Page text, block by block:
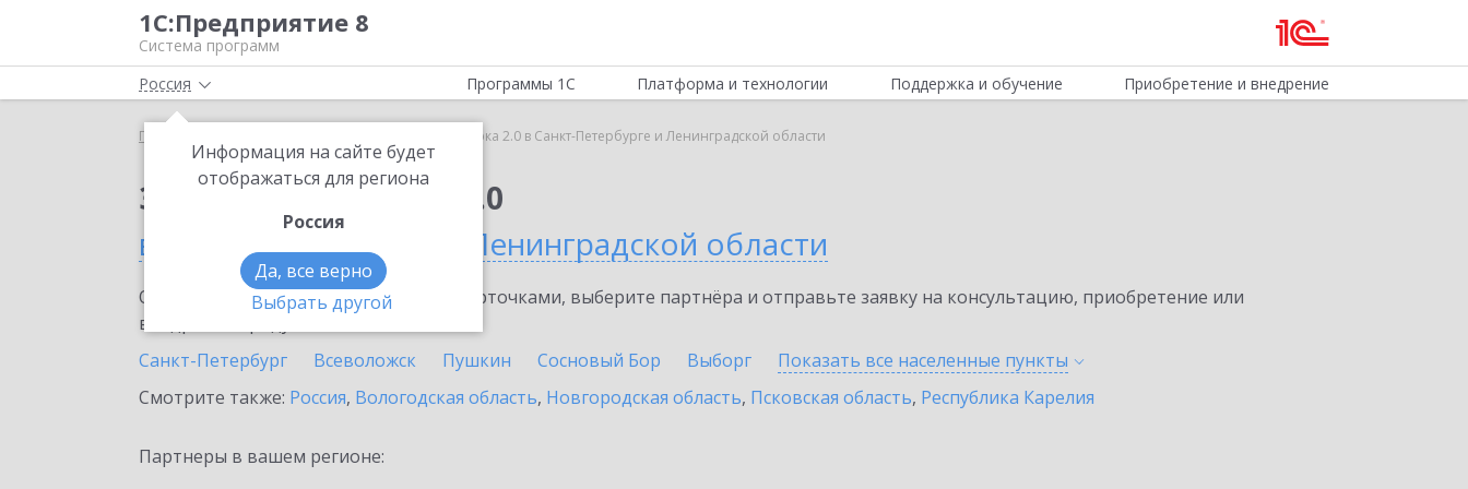
1С:Предприятие 8
Система программ
Россия
Информация на сайте будет
отображаться для региона
Россия
Да, все верно
Выбрать другой
Программы 1С Платформа и технологии Поддержка и обучение Приобретение и внедрение
Главная 1С:Сверка 2.0 в Санкт-Петербурге и Ленинградской области
Заказать 1С:Сверка 2.0
в Санкт-Петербурге и Ленинградской области
Ознакомьтесь с информационными карточками, выберите партнёра и отправьте заявку на консультацию, приобретение или
внедрение продукта.
Санкт-Петербург
Всеволожск Пушкин Сосновый Бор Выборг Показать все населенные пункты
Смотрите также: Россия, Вологодская область, Новгородская область, Псковская область, Республика Карелия
Партнеры в вашем регионе: